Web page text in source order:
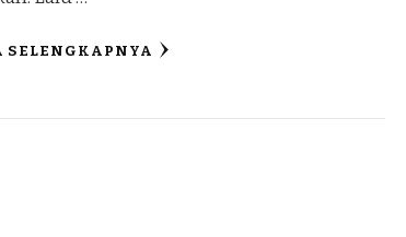
SELENGKAPNYA